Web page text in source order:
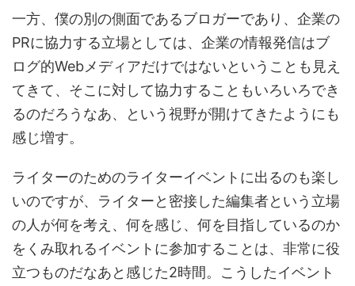
一方、僕の別の側面であるブロガーであり、企業の
PRに協力する立場としては、企業の情報発信はブ
ログ的Webメディアだけではないということも見え
てきて、そこに対して協力することもいろいろでき
るのだろうなあ、という視野が開けてきたようにも
感じ増す。
ライターのためのライターイベントに出るのも楽し
いのですが、ライターと密接した編集者という立場
の人が何を考え、何を感じ、何を目指しているのか
をくみ取れるイベントに参加することは、非常に役
立つものだなあと感じた2時間。こうしたイベント